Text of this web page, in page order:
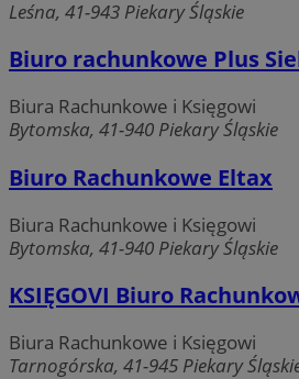
Leśna, 41-943 Piekary Śląskie
Biuro rachunkowe Plus
Biura Rachunkowe i Księgowi
Bytomska, 41-940 Piekary Śląskie
Biuro Rachunkowe Eltax
Biura Rachunkowe i Księgowi
Bytomska, 41-940 Piekary Śląskie
KSIĘGOVI Biuro
Biura Rachunkowe i Księgowi
Tarnogórska, 41-945 Piekary